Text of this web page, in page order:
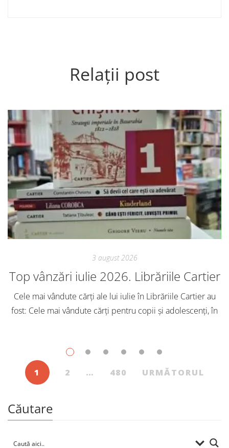
Relații post
3 august 2026
Top vânzări iulie 2026. Librăriile Cartier
Cele mai vândute cărți ale lui iulie în Librăriile Cartier au
fost: Cele mai vândute cărți pentru copii și adolescenți, în
1 2 … 480 URMĂTORUL
Căutare